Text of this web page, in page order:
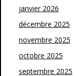
janvier 2026
décembre 2025
novembre 2025
octobre 2025
septembre 2025